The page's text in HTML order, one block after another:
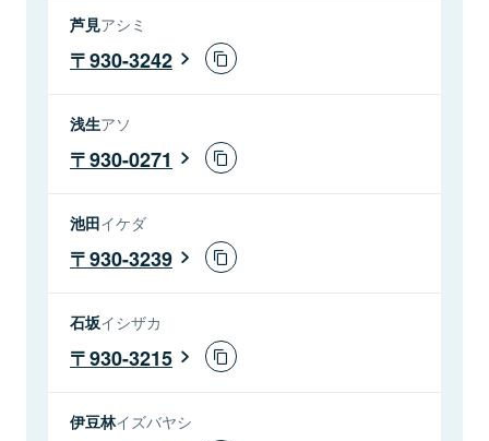
芦見アシミ
930-3242
浅生アソ
930-0271
池田イケダ
930-3239
石坂イシザカ
930-3215
伊豆林イズバヤシ